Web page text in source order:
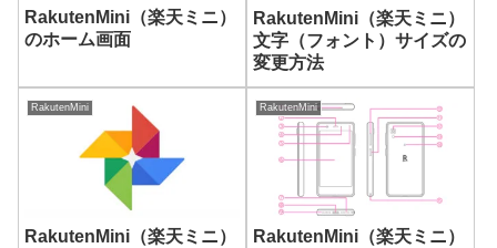
RakutenMini（楽天ミニ）
のホーム画面
RakutenMini（楽天ミニ）
文字（フォント）サイズの
変更方法
RakutenMini
RakutenMini（楽天ミニ）
RakutenMini
RakutenMini（楽天ミニ）